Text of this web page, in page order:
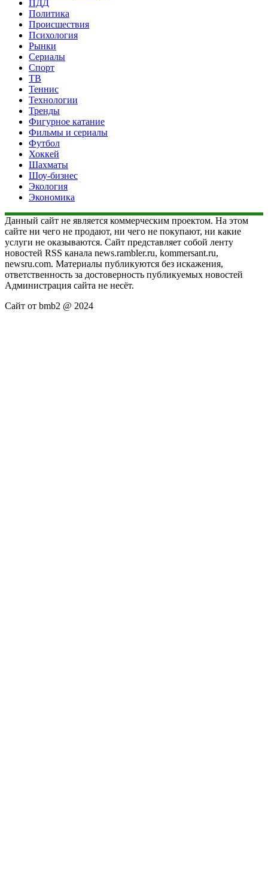
ПДД
Политика
Происшествия
Психология
Рынки
Сериалы
Спорт
ТВ
Теннис
Технологии
Тренды
Фигурное катание
Фильмы и сериалы
Футбол
Хоккей
Шахматы
Шоу-бизнес
Экология
Экономика
Данный сайт не является коммерческим проектом. На этом
сайте ни чего не продают, ни чего не покупают, ни какие
услуги не оказываются. Сайт представляет собой ленту
новостей RSS канала news.rambler.ru, kommersant.ru,
newsru.com. Материалы публикуются без искажения,
ответственность за достоверность публикуемых новостей
Администрация сайта не несёт.
Сайт от bmb2 @ 2024